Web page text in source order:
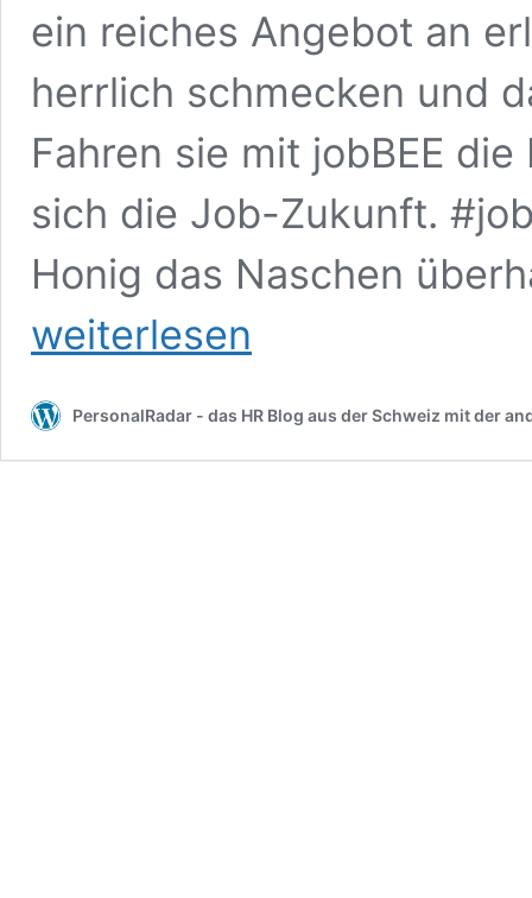
ein reiches Angebot an
herrlich schmecken und
Fahren sie mit jobBEE
sich die Job-Zukunft.
Honig das Naschen
weiterlesen
PersonalRadar - das HR Blog aus der Schweiz mit der